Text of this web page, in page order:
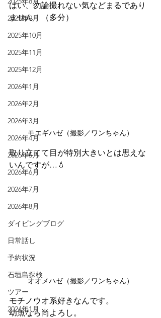
2025年9月
2025年10月
2025年11月
2025年12月
2026年1月
2026年2月
2026年3月
2026年4月
2026年5月
2026年6月
2026年7月
2026年8月
ダイビングブログ
日常話し
予約状況
石垣島探検
ツアー
2024年1月
はい、勿論撮れない気などまるであり
ません！（多分）
モエギハゼ（撮影／ワンちゃん）
取り立てて目が特別大きいとは思えな
いんですが…💧
オオメハゼ（撮影／ワンちゃん）
モチノウオ系好きなんです。
幼魚なら尚よろし。